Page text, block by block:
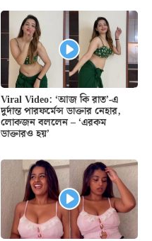
Viral Video: ‘আজ কি রাত’-এ
দুর্দান্ত পারফর্মেন্স ডাক্তার নেহার,
লোকজন বললেন – ‘এরকম
ডাক্তারও হয়’